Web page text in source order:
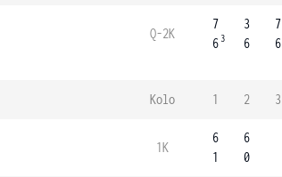
Q-2K
7
6 3
3
6
7
6
Kolo 1 2 3
1K
6
1
6
0